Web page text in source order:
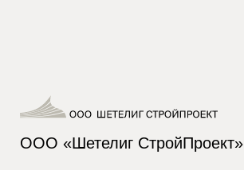
ООО «Шетелиг СтройПроект»